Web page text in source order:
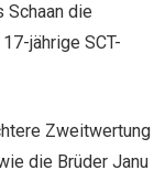
die
jährige SCT-
Zweitwertung
die Brüder Janu